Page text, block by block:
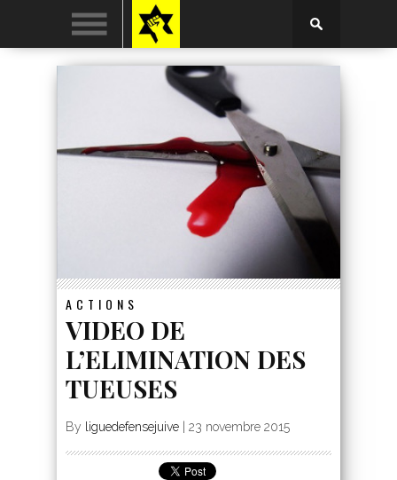
ACTIONS
VIDEO DE
L’ELIMINATION DES
TUEUSES
By liguedefensejuive 23 novembre 2015